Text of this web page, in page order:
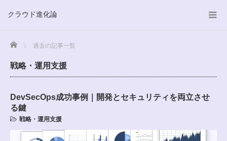
クラウド進化論
Home 過去の記事一覧
戦略・運用支援
DevSecOps成功事例｜開発とセキュリティを両立させ
る鍵
戦略・運用支援